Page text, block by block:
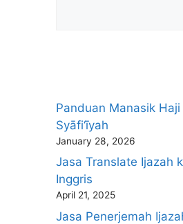
Panduan Manasik
Syāfi‘īyah
January 28, 2026
Jasa Translate Ijazah
Inggris
April 21, 2025
Jasa Penerjemah